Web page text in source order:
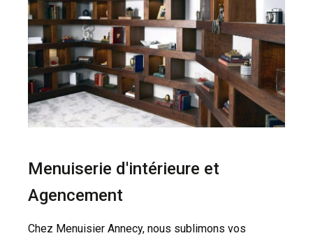
Menuiserie d'intérieure et
Agencement
Chez Menuisier Annecy, nous sublimons vos